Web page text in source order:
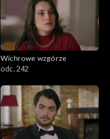
Wichrowe wzgórze
odc. 242